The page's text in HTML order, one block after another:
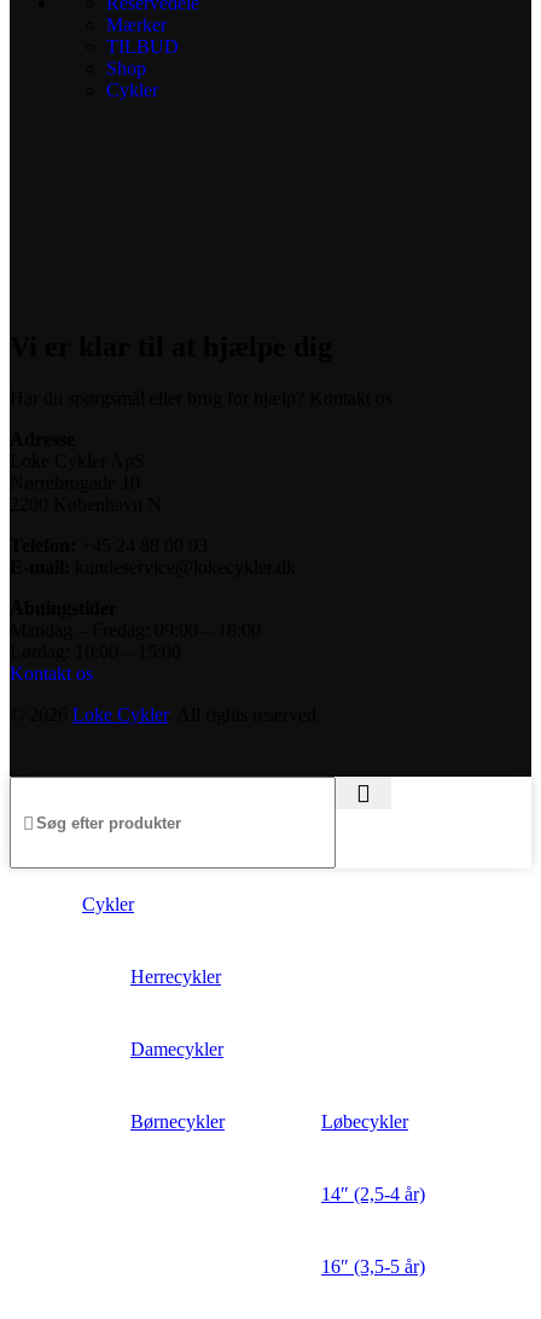
Mærker
TILBUD
Shop
Cykler
Kontakt os
Loke Cykler. All rights reserved
Cykler
Herrecykler
Damecykler
Børnecykler Løbecykler
14″ (2,5-4 år)
16″ (3,5-5 år)